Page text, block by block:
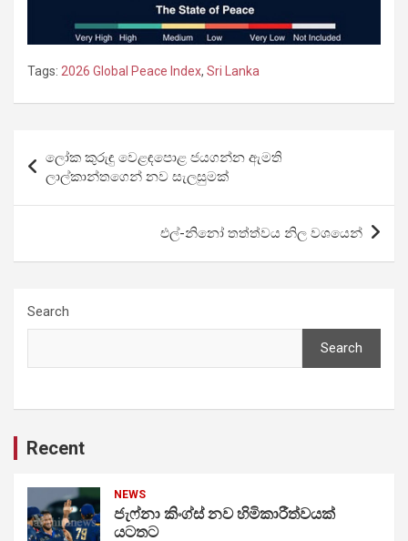
Tags: 2026 Global Peace Index, Sri Lanka
navigation
ලෝක කුරුඳු වෙළඳපොළ ජයගන්න ඇමති
ලාල්කාන්තගෙන් නව සැලසුමක්
එල්-නිනෝ තත්ත්වය නිල වශයෙන්
Search
Search
Recent
NEWS
ජැෆ්නා කිංග්ස් නව හිමිකාරීත්වයක්
යටතට